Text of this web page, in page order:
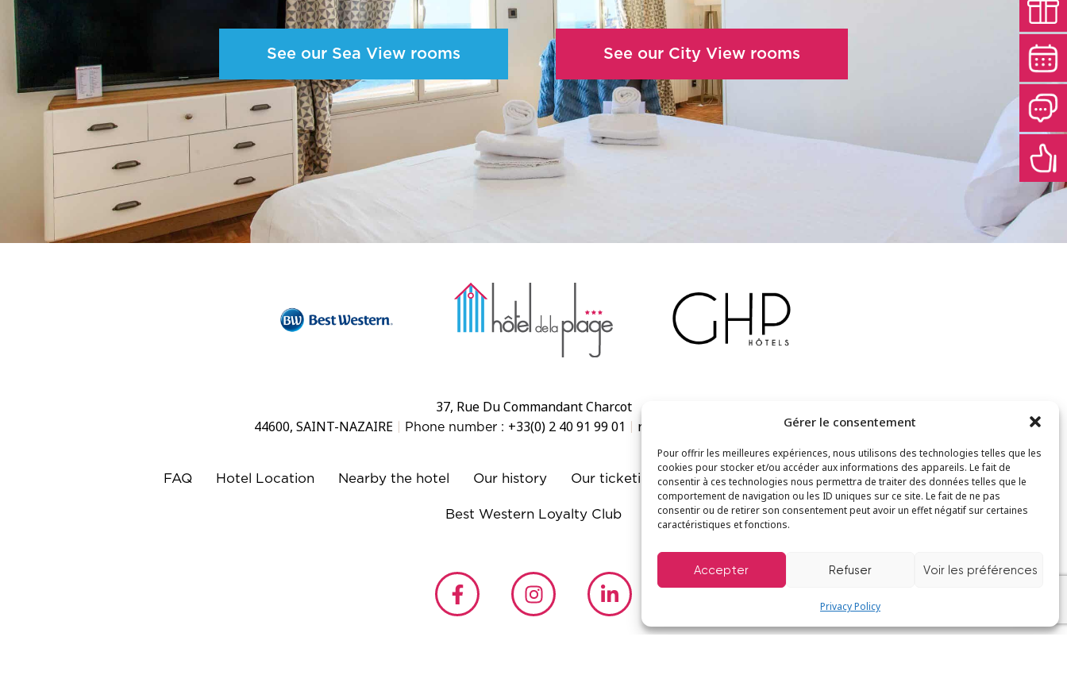
Gérer le consentement
Pour offrir les meilleures expériences, nous utilisons des technologies telles que les
cookies pour stocker et/ou accéder aux informations des appareils. Le fait de
consentir à ces technologies nous permettra de traiter des données telles que le
comportement de navigation ou les ID uniques sur ce site. Le fait de ne pas
consentir ou de retirer son consentement peut avoir un effet négatif sur certaines
caractéristiques et fonctions.
Accepter Refuser Voir les préférences
Privacy Policy
See our Sea View rooms See our City View rooms
37, Rue Du Commandant Charcot
44600, SAINT-NAZAIRE
Phone number : +33(0) 2 40 91 99 01 reception@hotel-delaplage.fr
FAQ Hotel Location Nearby the hotel Our history Our ticketing service Restaurant and beach bar
Best Western Loyalty Club